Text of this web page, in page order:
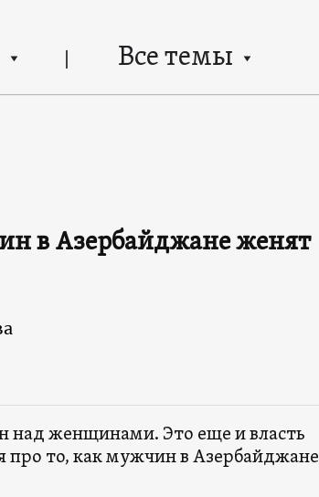
Все темы
в Азербайджане женят
над женщинами. Это еще и власть
то, как мужчин в Азербайджане